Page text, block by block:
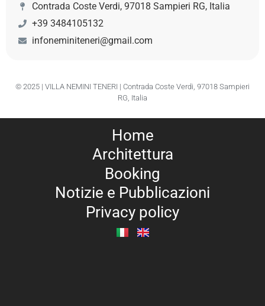
Contrada Coste Verdi, 97018 Sampieri RG, Italia
+39 3484105132
infoneminiteneri@gmail.com
© 2025 | VILLA NEMINI TENERI | Contrada Coste Verdi, 97018 Sampieri
RG, Italia
Home
Architettura
Booking
Notizie e Pubblicazioni
Privacy policy